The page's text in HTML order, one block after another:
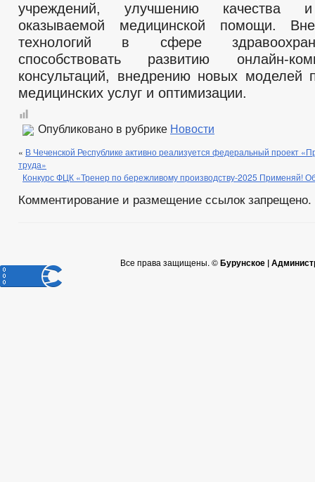
учреждений, улучшению качества и
оказываемой медицинской помощи.
технологий в сфере
способствовать развитию онлайн-
консультаций, внедрению новых моделей
медицинских услуг и оптимизации.
Опубликовано в рубрике Новости
« В Чеченской Республике активно реализуется федеральный проект
труда»
Конкурс ФЦК «Тренер по бережливому производству-2025 Применяй!
Комментирование и размещение ссылок запрещено.
Все права защищены. ©Бурунское |